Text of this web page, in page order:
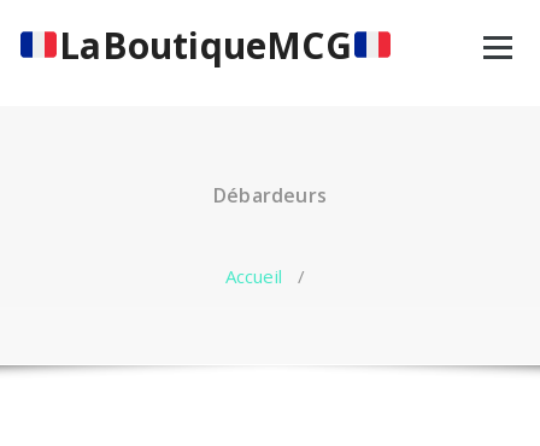
contenuLaBoutiqueMCG
Débardeurs
Accueil /